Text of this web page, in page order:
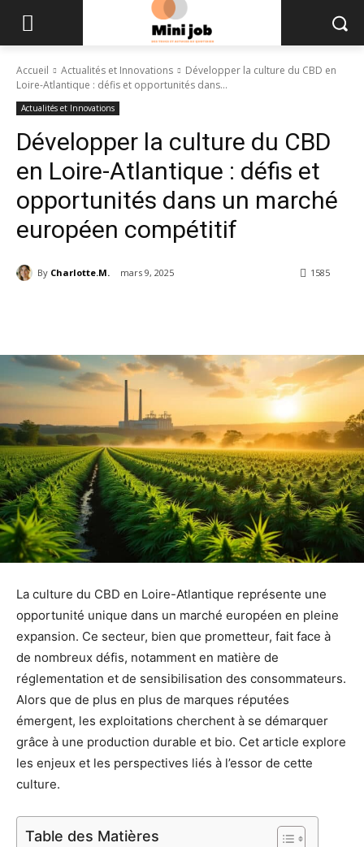
Accueil Actualités et Innovations
Développer la culture du CBD en
Loire-Atlantique : défis et opportunités dans...
Actualités et Innovations
Développer la culture du CBD
en Loire-Atlantique : défis et
opportunités dans un marché
européen compétitif
By Charlotte.M. mars 9, 2025 1585
La culture du CBD en Loire-Atlantique représente une
opportunité unique dans un marché européen en pleine
expansion. Ce secteur, bien que prometteur, fait face à
de nombreux défis, notamment en matière de
réglementation et de sensibilisation des consommateurs.
Alors que de plus en plus de marques réputées
émergent, les exploitations cherchent à se démarquer
grâce à une production durable et bio. Cet article explore
les enjeux et les perspectives liés à l’essor de cette
culture.
Table des Matières